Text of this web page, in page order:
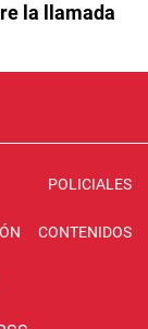
la llamada
POLICIALES
CONTENIDOS